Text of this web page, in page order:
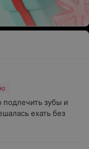
подлечить зубы и
ехать без